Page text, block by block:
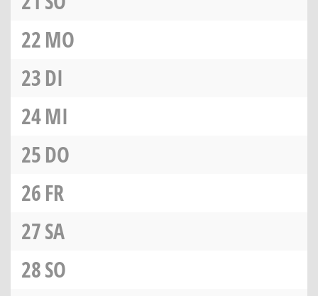
22MO
23DI
24MI
25DO
26FR
27SA
28SO